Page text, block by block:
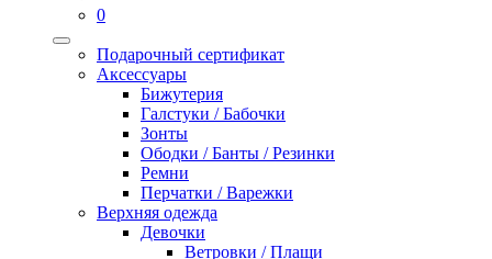
0
Подарочный сертификат
Аксессуары
Бижутерия
Галстуки / Бабочки
Зонты
Ободки / Банты / Резинки
Ремни
Перчатки / Варежки
Верхняя одежда
Девочки
Ветровки / Плащи